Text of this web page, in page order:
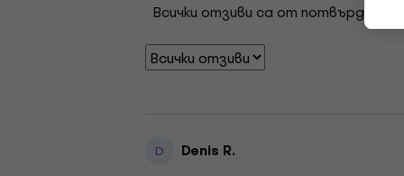
Всички отзиви са от потвърдени
D Denis R.